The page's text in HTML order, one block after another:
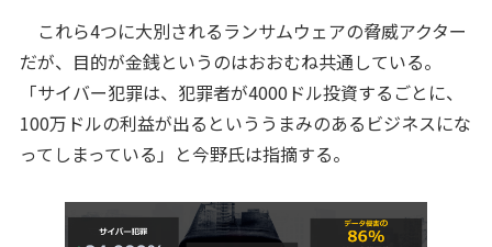
これら4つに大別されるランサムウェアの脅威アクター
だが、目的が金銭というのはおおむね共通している。
「サイバー犯罪は、犯罪者が4000ドル投資するごとに、
100万ドルの利益が出るといううまみのあるビジネスにな
ってしまっている」と今野氏は指摘する。